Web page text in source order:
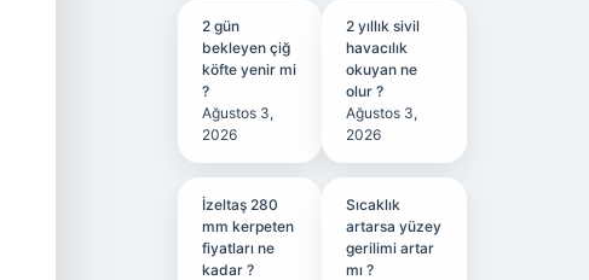
2 gün
bekleyen çiğ
köfte yenir mi
?
Ağustos 3,
2026
2 yıllık sivil
havacılık
okuyan ne
olur ?
Ağustos 3,
2026
İzeltaş 280
mm kerpeten
fiyatları ne
kadar ?
Sıcaklık
artarsa yüzey
gerilimi artar
mı ?